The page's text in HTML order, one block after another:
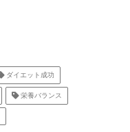
ダイエット成功
栄養バランス